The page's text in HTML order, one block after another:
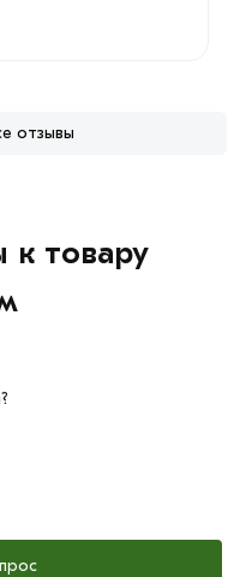
отзывы
к товару